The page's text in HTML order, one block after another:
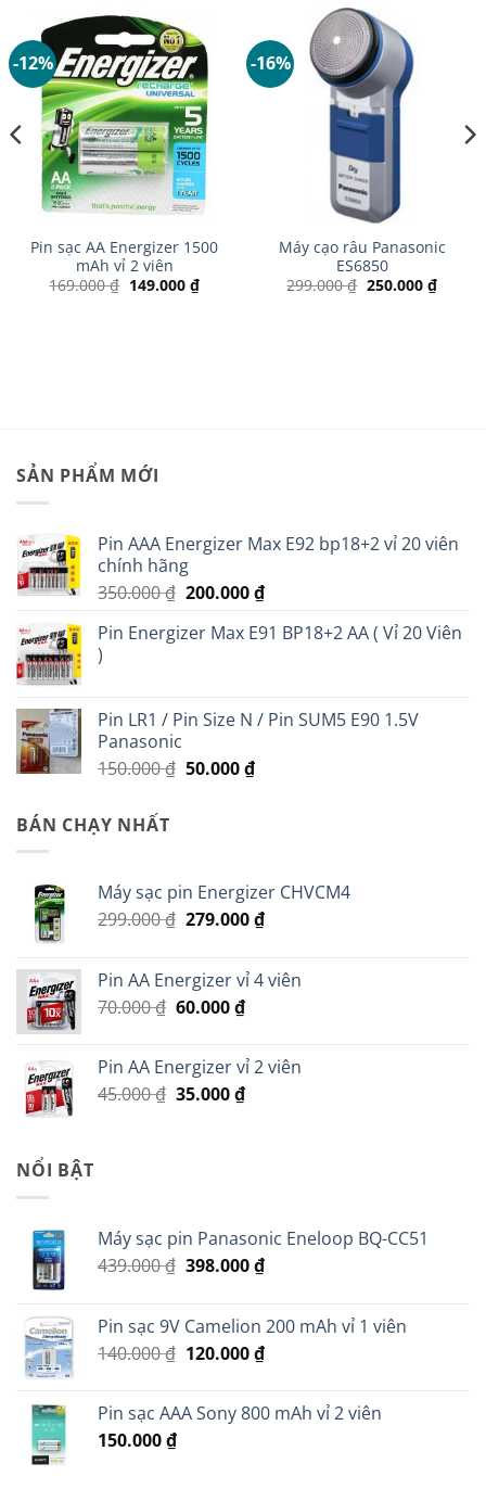
-12%
Pin sạc AA Energizer 1500
mAh vỉ 2 viên
169.000₫ Giá
149.000 ₫Giá
hiện
-16%
Máy cạo râu Panasonic
ES6850
299.000₫ Giá
250.000 ₫Giá
hiện
SẢN PHẨM MỚI
Pin AAA Energizer Max E92 bp18+2 vỉ 20 viên
chính hãng
350.000₫ Giá
là:
200.000₫Giá
tại
Pin Energizer Max E91 BP18+2 AA ( Vỉ 20 Viên
)
Pin LR1 / Pin Size N / Pin SUM5 E90 1.5V
Panasonic
150.000₫ Giá
50.000₫Giá
BÁN CHẠY NHẤT
Máy sạc pin Energizer CHVCM4
299.000₫ Giá
299.000 ₫.
279.000₫Giá
là:
Pin AA Energizer vỉ 4 viên
70.000₫ Giá
70.000 ₫.
60.000₫Giá
là:
60.000 ₫.
Pin AA Energizer vỉ 2 viên
45.000₫ Giá
35.000₫Giá
NỔI BẬT
Máy sạc pin Panasonic Eneloop BQ-CC51
439.000₫ Giá
439.000 ₫.
398.000₫Giá
là:
398.000 ₫.
Pin sạc 9V Camelion 200 mAh vỉ 1 viên
140.000₫ Giá
140.000 ₫.
120.000₫Giá
là:
Pin sạc AAA Sony 800 mAh vỉ 2 viên
150.000₫